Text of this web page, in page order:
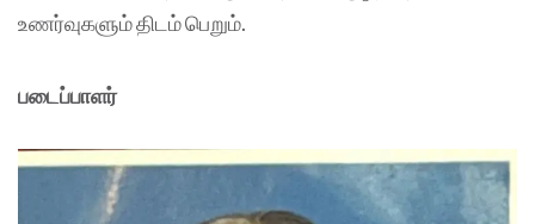
உணர்வுகளும் திடம் பெறும்.
படைப்பாளர்